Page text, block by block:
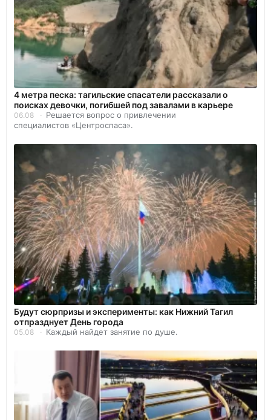
4 метра песка: тагильские спасатели рассказали о
поисках девочки, погибшей под завалами в карьере
06.08
Решается вопрос о привлечении
специалистов «Центроспаса».
Будут сюрпризы и эксперименты: как Нижний Тагил
отпразднует День города
05.08 Каждый найдет занятие по душе.